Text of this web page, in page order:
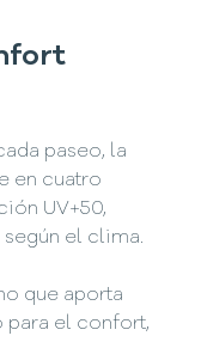
paseo, la
en cuatro
UV+50,
el clima.
que aporta
para el confort,